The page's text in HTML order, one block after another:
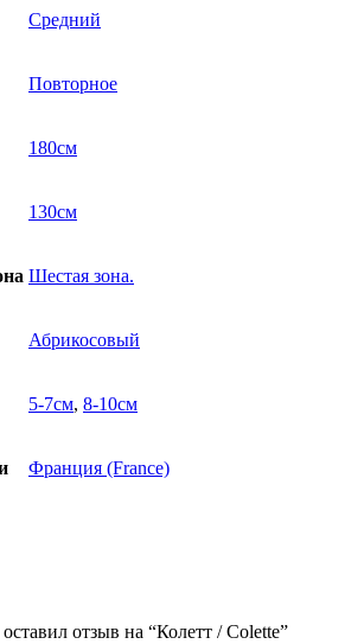
Средний
Повторное
180см
130см
Шестая зона.
Абрикосовый
5-7см, 8-10см
Франция (France)
отзыв на “Колетт / Colette”